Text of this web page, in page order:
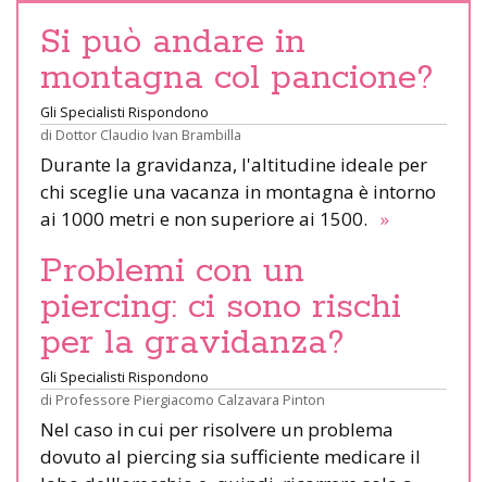
Si può andare in
montagna col pancione?
Gli Specialisti Rispondono
di Dottor Claudio Ivan Brambilla
Durante la gravidanza, l'altitudine ideale per
chi sceglie una vacanza in montagna è intorno
ai 1000 metri e non superiore ai 1500. »
Problemi con un
piercing: ci sono rischi
per la gravidanza?
Gli Specialisti Rispondono
di Professore Piergiacomo Calzavara Pinton
Nel caso in cui per risolvere un problema
dovuto al piercing sia sufficiente medicare il